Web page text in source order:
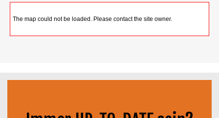
The map could not be loaded. Please contact the site owner.